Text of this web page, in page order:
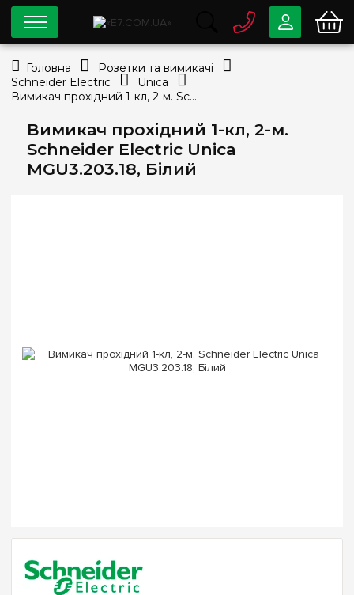
Вимикач прохідний 1-кл, 2-м.
Schneider Electric Unica
MGU3.203.18, Білий
0 80033-63-07
info@e7.com.ua
044
Viber Telegram
Головна
Розетки та вимикачі
Schneider Electric
Unica
Вимикач прохідний 1-кл, 2-м. Schneider Electric Unica MGU3.203.18, Білий